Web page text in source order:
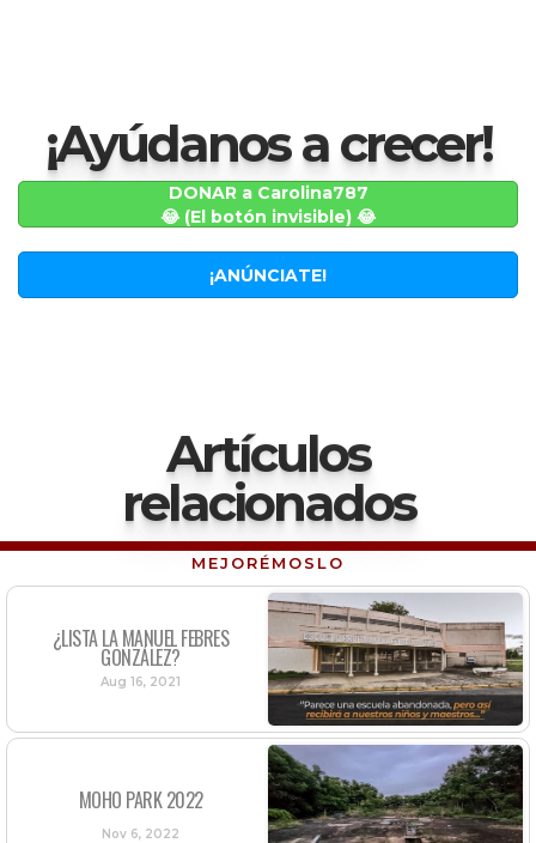
¡Ayúdanos a crecer!
DONAR a Carolina787
😂 (El botón invisible) 😂
¡ANÚNCIATE!
Artículos
relacionados
MEJORÉMOSLO
¿LISTA LA MANUEL FEBRES
GONZÁLEZ?
Aug 16, 2021
MOHO PARK 2022
Nov 6, 2022